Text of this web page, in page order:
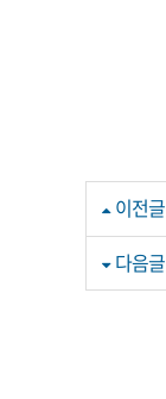
이전글
다음글